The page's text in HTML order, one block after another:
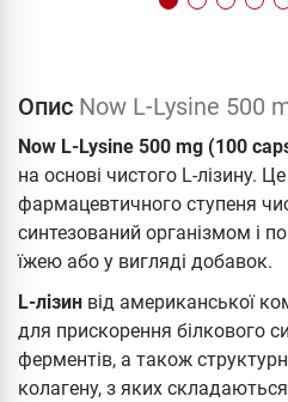
Опис Now L-Lysine 500
Now L-Lysine 500 mg (100
на основі чистого L-лізину.
фармацевтичного ступеня
синтезований організмом і
їжею або у вигляді добавок.
L-лізин від американської
для прискорення білкового
ферментів, а також
колагену, з яких складаються